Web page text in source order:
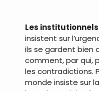
Les institutionnels
insistent sur
ils se gardent bien
comment, par qui,
les contradictions.
monde insiste sur